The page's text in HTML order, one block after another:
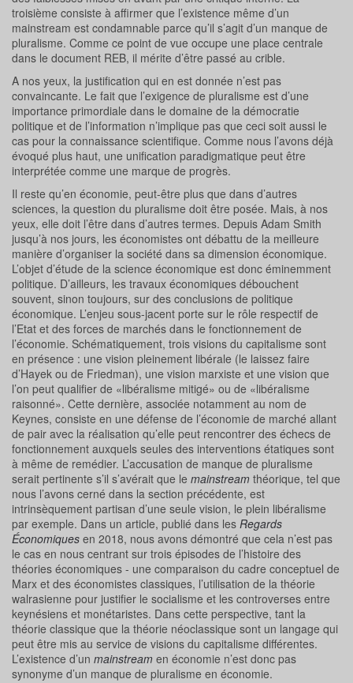
troisième consiste à affirmer que l’existence même d’un
mainstream est condamnable parce qu’il s’agit d’un manque de
pluralisme. Comme ce point de vue occupe une place centrale
dans le document REB, il mérite d’être passé au crible.
A nos yeux, la justification qui en est donnée n’est pas
convaincante. Le fait que l’exigence de pluralisme est d’une
importance primordiale dans le domaine de la démocratie
politique et de l’information n’implique pas que ceci soit aussi le
cas pour la connaissance scientifique. Comme nous l’avons déjà
évoqué plus haut, une unification paradigmatique peut être
interprétée comme une marque de progrès.
Il reste qu’en économie, peut-être plus que dans d’autres
sciences, la question du pluralisme doit être posée. Mais, à nos
yeux, elle doit l’être dans d’autres termes. Depuis Adam Smith
jusqu’à nos jours, les économistes ont débattu de la meilleure
manière d’organiser la société dans sa dimension économique.
L’objet d’étude de la science économique est donc éminemment
politique. D’ailleurs, les travaux économiques débouchent
souvent, sinon toujours, sur des conclusions de politique
économique. L’enjeu sous-jacent porte sur le rôle respectif de
l’Etat et des forces de marchés dans le fonctionnement de
l’économie. Schématiquement, trois visions du capitalisme sont
en présence : une vision pleinement libérale (le laissez faire
d’Hayek ou de Friedman), une vision marxiste et une vision que
l’on peut qualifier de «libéralisme mitigé» ou de «libéralisme
raisonné». Cette dernière, associée notamment au nom de
Keynes, consiste en une défense de l’économie de marché allant
de pair avec la réalisation qu’elle peut rencontrer des échecs de
fonctionnement auxquels seules des interventions étatiques sont
à même de remédier. L’accusation de manque de pluralisme
serait pertinente s’il s’avérait que le mainstream théorique, tel que
nous l’avons cerné dans la section précédente, est
intrinsèquement partisan d’une seule vision, le plein libéralisme
par exemple. Dans un article, publié dans les Regards
Économiques en 2018, nous avons démontré que cela n’est pas
le cas en nous centrant sur trois épisodes de l’histoire des
théories économiques - une comparaison du cadre conceptuel de
Marx et des économistes classiques, l’utilisation de la théorie
walrasienne pour justifier le socialisme et les controverses entre
keynésiens et monétaristes. Dans cette perspective, tant la
théorie classique que la théorie néoclassique sont un langage qui
peut être mis au service de visions du capitalisme différentes.
L’existence d’un mainstream en économie n’est donc pas
synonyme d’un manque de pluralisme en économie.